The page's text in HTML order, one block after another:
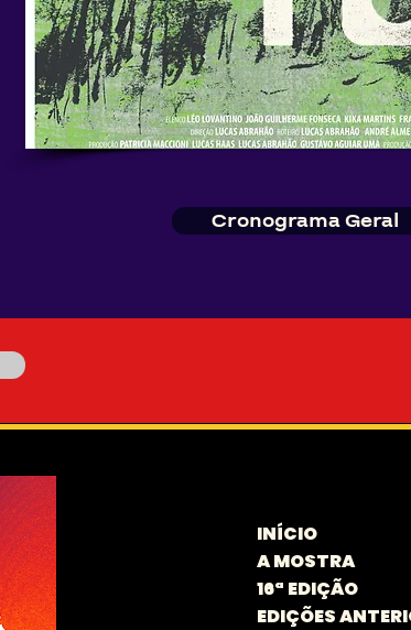
Cronograma Geral
INÍCIO
A MOSTRA
16ª EDIÇÃO
EDIÇÕES